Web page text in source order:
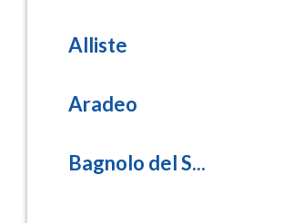
Alliste
Aradeo
Bagnolo del S...